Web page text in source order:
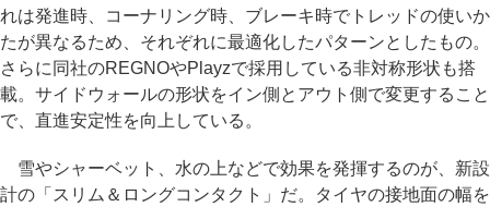
れは発進時、コーナリング時、ブレーキ時でトレッドの使いか
たが異なるため、それぞれに最適化したパターンとしたもの。
さらに同社のREGNOやPlayzで採用している非対称形状も搭
載。サイドウォールの形状をイン側とアウト側で変更すること
で、直進安定性を向上している。
雪やシャーベット、水の上などで効果を発揮するのが、新設
計の「スリム＆ロングコンタクト」だ。タイヤの接地面の幅を